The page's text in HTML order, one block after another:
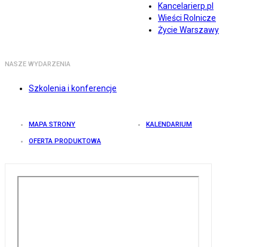
Kancelarierp.pl
Wieści Rolnicze
Życie Warszawy
NASZE WYDARZENIA
Szkolenia i konferencje
MAPA STRONY KALENDARIUM
OFERTA PRODUKTOWA